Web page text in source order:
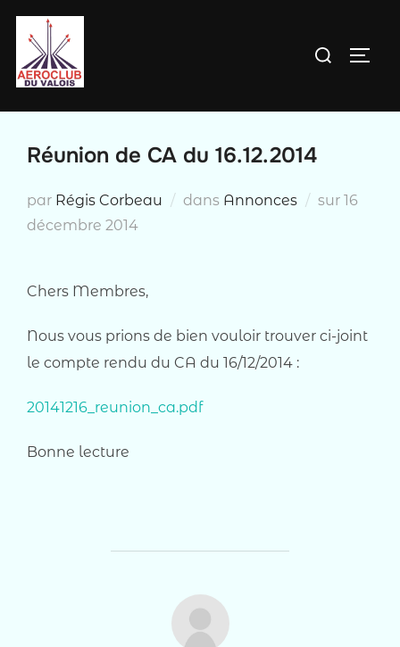
contenu
Rechercher :
Réunion de CA du 16.12.2014
par Régis Corbeau dans Annonces sur Publié
16
décembre 2014
Chers Membres,
Nous vous prions de bien vouloir trouver ci-joint
le compte rendu du CA du 16/12/2014 :
20141216_reunion_ca.pdf
Bonne lecture
AUTEUR DE LA PUBLICATION